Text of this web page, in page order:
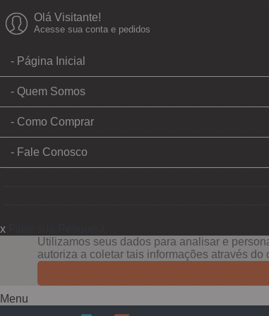
Olá Visitante!
Acesse sua conta e pedidos
Página Inicial
Quem Somos
Como Comprar
Fale Conosco
x Filtre sua Pesquisa:
Utilizamos seus dados para analisar e
autoriza a coletar tais informações através
Menu